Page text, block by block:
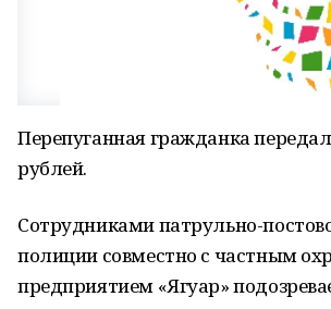
Перепуганная гражданка
рублей.
Сотрудниками патрульно-
полиции совместно с частным
предприятием «Ягуар»